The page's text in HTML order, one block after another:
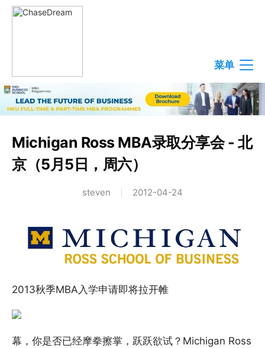
菜单
Michigan Ross MBA录取分享会 - 北
京（5月5日，周六）
steven 2012-04-24
2013秋季MBA入学申请即将拉开帷
幕，你是否已经摩拳擦掌，跃跃欲试？Michigan Ross